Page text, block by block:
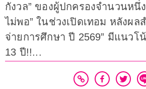
กังวล” ของผู้ปกครองจำนวนหนึ่
ไม่พอ” ในช่วงเปิดเทอม หลังผล
จ่ายการศึกษา ปี 2569” มีแนวโ
13 ปี!!...